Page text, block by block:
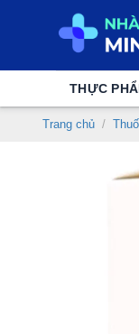
THỰC
Trang chủ /